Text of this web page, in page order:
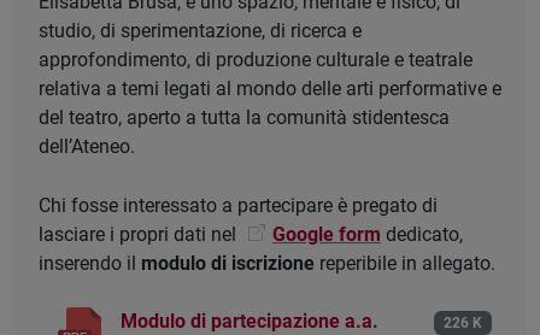
studio, di sperimentazione, di ricerca e
approfondimento, di produzione culturale e teatrale
relativa a temi legati al mondo delle arti performative e
del teatro, aperto a tutta la comunità stidentesca
dell’Ateneo.
Chi fosse interessato a partecipare è pregato di
lasciare i propri dati nel
Google form dedicato,
inserendo il modulo di iscrizione reperibile in allegato.
Modulo di partecipazione a.a.
226 K